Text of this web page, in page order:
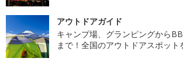
アウトドアガイド
キャンプ場、グランピングから
まで！全国のアウトドアスポット